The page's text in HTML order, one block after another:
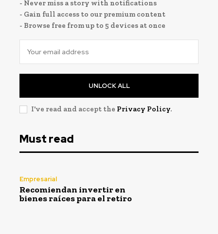
- Never miss a story with notifications
- Gain full access to our premium content
- Browse free from up to 5 devices at once
UNLOCK ALL
I've read and accept the Privacy Policy.
Must read
Empresarial
Recomiendan invertir en
bienes raíces para el retiro